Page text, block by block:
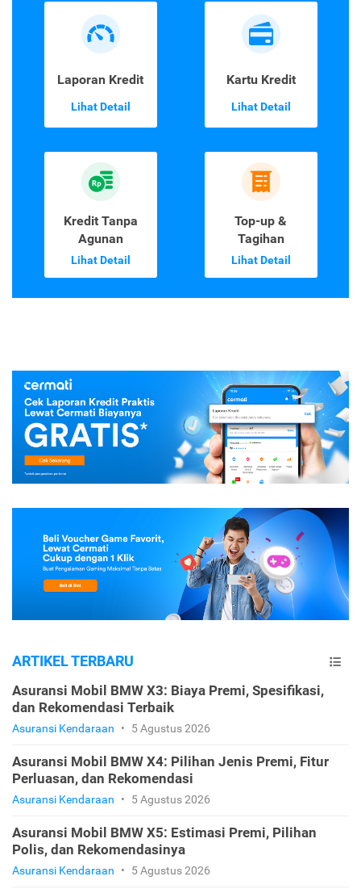
Laporan Kredit
Lihat Detail
Kartu Kredit
Lihat Detail
Kredit Tanpa
Agunan
Lihat Detail
Top-up &
Tagihan
Lihat Detail
ARTIKEL TERBARU
Asuransi Mobil BMW X3: Biaya Premi, Spesifikasi,
dan Rekomendasi Terbaik
Asuransi Kendaraan • 5 Agustus 2026
Asuransi Mobil BMW X4: Pilihan Jenis Premi, Fitur
Perluasan, dan Rekomendasi
Asuransi Kendaraan • 5 Agustus 2026
Asuransi Mobil BMW X5: Estimasi Premi, Pilihan
Polis, dan Rekomendasinya
Asuransi Kendaraan • 5 Agustus 2026